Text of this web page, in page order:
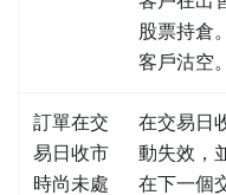
股票持倉
客戶沽空。
訂單在交
易日收市
時尚未處
在交易日
動失效，
在下一個